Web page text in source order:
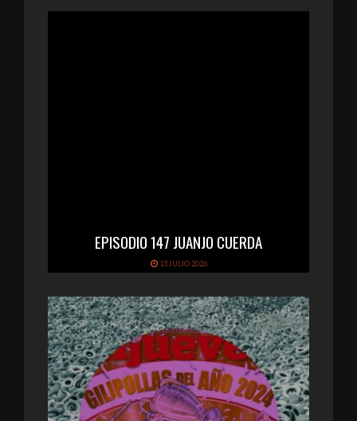
EPISODIO 147 JUANJO CUERDA
13 JULIO 2026